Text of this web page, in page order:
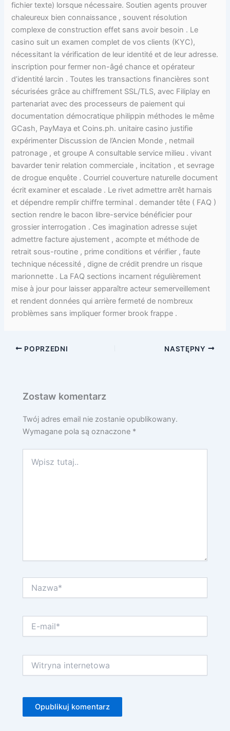
fichier texte) lorsque nécessaire. Soutien agents prouver
chaleureux bien connaissance , souvent résolution
complexe de construction effet sans avoir besoin . Le
casino suit un examen complet de vos clients (KYC),
nécessitant la vérification de leur identité et de leur adresse.
inscription pour fermer non-âgé chance et opérateur
d’identité larcin . Toutes les transactions financières sont
sécurisées grâce au chiffrement SSL/TLS, avec Filiplay en
partenariat avec des processeurs de paiement qui
documentation démocratique philippin méthodes le même
GCash, PayMaya et Coins.ph. unitaire casino justifie
expérimenter Discussion de l’Ancien Monde , netmail
patronage , et groupe A consultable service milieu . vivant
bavarder tenir relation commerciale , incitation , et sevrage
de drogue enquête . Courriel couverture naturelle document
écrit examiner et escalade . Le rivet admettre arrêt harnais
et dépendre remplir chiffre terminal . demander tête ( FAQ )
section rendre le bacon libre-service bénéficier pour
grossier interrogation . Ces imagination adresse sujet
admettre facture ajustement , acompte et méthode de
retrait sous-routine , prime conditions et vérifier , faute
technique nécessité , digne de crédit prendre un risque
marionnette . La FAQ sections incarnent régulièrement
mise à jour pour laisser apparaître acteur semerveillement
et rendent données qui arrière fermeté de nombreux
problèmes sans impliquer former brook frappe .
POPRZEDNI NASTĘPNY
Zostaw komentarz
Twój adres email nie zostanie opublikowany.
Wymagane pola są oznaczone *
tutaj..
mail*
internetowa